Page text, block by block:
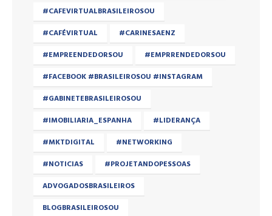
#CAFEVIRTUALBRASILEIROSOU
#CAFÉVIRTUAL
#CARINESAENZ
#EMPREENDEDORSOU
#EMPRRENDEDORSOU
#FACEBOOK #BRASILEIROSOU #INSTAGRAM
#GABINETEBRASILEIROSOU
#IMOBILIARIA_ESPANHA
#LIDERANÇA
#MKTDIGITAL
#NETWORKING
#NOTICIAS
#PROJETANDOPESSOAS
ADVOGADOSBRASILEIROS
BLOGBRASILEIROSOU